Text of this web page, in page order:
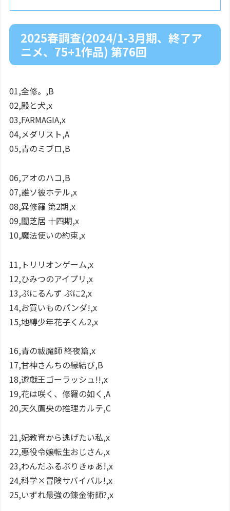
2025春調査(2024/1-3月期、終了ア
ニメ、75+1作品) 第76回
01,全修。,B
02,殿と犬,x
03,FARMAGIA,x
04,メダリスト,A
05,青のミブロ,B
06,アオのハコ,B
07,誰ソ彼ホテル,x
08,異修羅 第2期,x
09,闇芝居 十四期,x
10,魔法使いの約束,x
11,トリリオンゲーム,x
12,ひみつのアイプリ,x
13,ぷにるんず ぷに2,x
14,お買いものパンダ!,x
15,地縛少年花子くん2,x
16,青の祓魔師 終夜篇,x
17,甘神さんちの縁結び,B
18,遊戯王ゴーラッシュ!!,x
19,花は咲く、修羅の如く,A
20,天久鷹央の推理カルテ,C
21,妃教育から逃げたい私,x
22,悪役令嬢転生おじさん,x
23,わんだふるぷりきゅあ!,x
24,科学×冒険サバイバル!,x
25,いずれ最強の錬金術師?,x